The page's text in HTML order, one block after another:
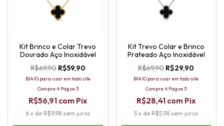
Kit Brinco e Colar Trevo
Dourado Aço Inoxidável
R$69,90R$59,90
BIA10 para usar em todo site
Compre 4 Pague 3
R$56,91 com Pix
6 x de R$9,98 sem juros
Kit Trevo Colar e Brinco
Prateado Aço Inoxidável
R$69,90R$29,90
BIA10 para usar em todo site
Compre 4 Pague 3
R$28,41 com Pix
5 x de R$5,98 sem juros